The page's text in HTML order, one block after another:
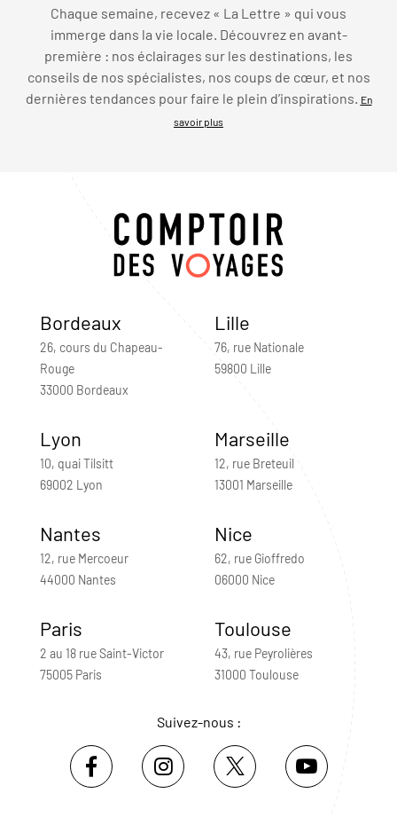
Chaque semaine, recevez « La Lettre » qui vous
immerge dans la vie locale. Découvrez en avant-
première : nos éclairages sur les destinations, les
conseils de nos spécialistes, nos coups de cœur, et nos
dernières tendances pour faire le plein d’inspirations.
En
savoir plus
Bordeaux
26, cours du Chapeau-
Rouge
33000 Bordeaux
Lille
76, rue Nationale
59800 Lille
Lyon
10, quai Tilsitt
69002 Lyon
Marseille
12, rue Breteuil
13001 Marseille
Nantes
12, rue Mercoeur
44000 Nantes
Nice
62, rue Gioffredo
06000 Nice
Paris
2 au 18 rue Saint-Victor
75005 Paris
Toulouse
43, rue Peyrolières
31000 Toulouse
Suivez-nous :